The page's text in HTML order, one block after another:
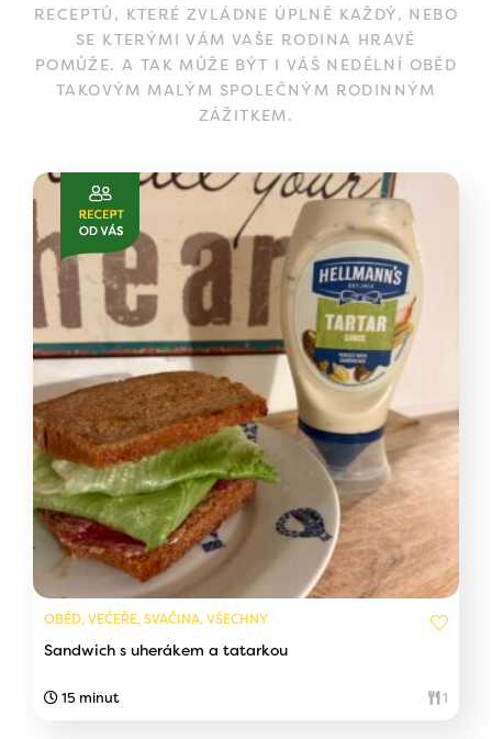
RECEPTŮ, KTERÉ ZVLÁDNE ÚPLNĚ KAŽDÝ, NEBO
SE KTERÝMI VÁM VAŠE RODINA HRAVĚ
POMŮŽE. A TAK MŮŽE BÝT I VÁŠ NEDĚLNÍ OBĚD
TAKOVÝM MALÝM SPOLEČNÝM RODINNÝM
ZÁŽITKEM.
OBĚD, VEČEŘE, SVAČINA, VŠECHNY
Sandwich s uherákem a tatarkou
15 minut 1